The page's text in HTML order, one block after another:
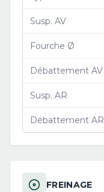
Susp. AV
Fourche Ø
Débattement AV
Susp. AR
Débattement AR
FREINAGE